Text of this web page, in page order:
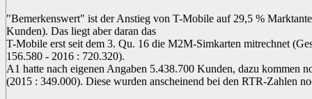
"Bemerkenswert" ist der Anstieg von T-Mobile auf 29,5 %
Kunden). Das liegt aber daran das
T-Mobile erst seit dem 3. Qu. 16 die M2M-Simkarten mitrechnet
156.580 - 2016 : 720.320).
A1 hatte nach eigenen Angaben 5.438.700 Kunden, dazu kommen
(2015 : 349.000). Diese wurden anscheinend bei den RTR-Zahlen